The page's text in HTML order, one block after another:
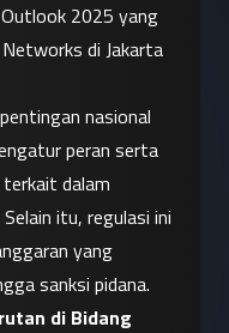
2025 yang
di Jakarta
nasional
peran serta
dalam
itu, regulasi ini
yang
sanksi pidana.
di Bidang